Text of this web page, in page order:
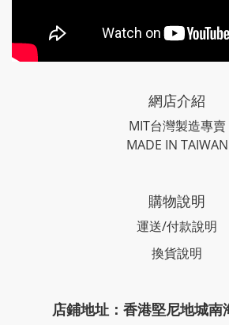
網店介紹
MIT台灣製造專賣
MADE IN TAIWAN
購物說明
運送/付款說明
換貨說明
店鋪地址：香港堅尼地城南